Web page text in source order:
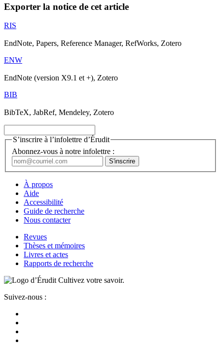
Exporter la notice de cet article
RIS
EndNote, Papers, Reference Manager, RefWorks, Zotero
ENW
EndNote (version X9.1 et +), Zotero
BIB
BibTeX, JabRef, Mendeley, Zotero
S’inscrire à l’infolettre d’Érudit
Abonnez-vous à notre infolettre :
À propos
Aide
Accessibilité
Guide de recherche
Nous contacter
Revues
Thèses et mémoires
Livres et actes
Rapports de recherche
Cultivez votre savoir.
Suivez-nous :